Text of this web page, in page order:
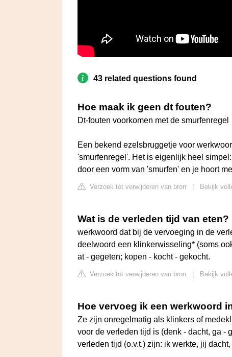
43 related questions found
Hoe maak ik geen dt fouten?
Dt-fouten voorkomen met de smurfenregel
Een bekend ezelsbruggetje voor
'smurfenregel'. Het is eigenlijk heel
door een vorm van 'smurfen' en je hoort
Verzoek tot verwijderen van bron Bekijk
Wat is de verleden tijd van eten?
werkwoord dat bij de vervoeging in de
deelwoord een klinkerwisseling* (soms
at - gegeten; kopen - kocht - gekocht.
Verzoek tot verwijderen van bron Bekijk
Hoe vervoeg ik een werkwoord
Ze zijn onregelmatig als klinkers of
voor de verleden tijd is (denk - dacht, ga -
verleden tijd (o.v.t.) zijn: ik werkte, jij